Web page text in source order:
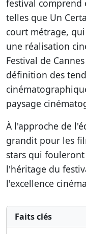
festival comprend
telles que Un
court métrage,
une réalisation
Festival de
définition des
paysage
À l'approche de
grandit pour les
stars qui
l'héritage du
l'excellence
Faits clés